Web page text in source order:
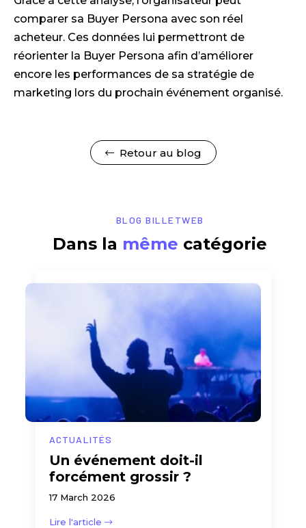
comparer sa Buyer Persona avec son réel
acheteur. Ces données lui permettront de
réorienter la Buyer Persona afin d’améliorer
encore les performances de sa stratégie de
marketing lors du prochain événement organisé.
Retour au blog
BLOG BILLETWEB
Dans la même catégorie
ACTUALITÉS
Un événement doit-il
forcément grossir ?
17 March 2026
Lire l'article